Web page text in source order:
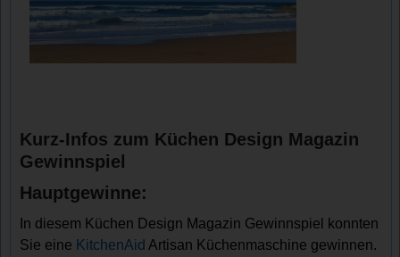
Kurz-Infos zum Küchen Design Magazin
Gewinnspiel
Hauptgewinne:
In diesem Küchen Design Magazin Gewinnspiel konnten
Sie eine KitchenAid Artisan Küchenmaschine gewinnen.